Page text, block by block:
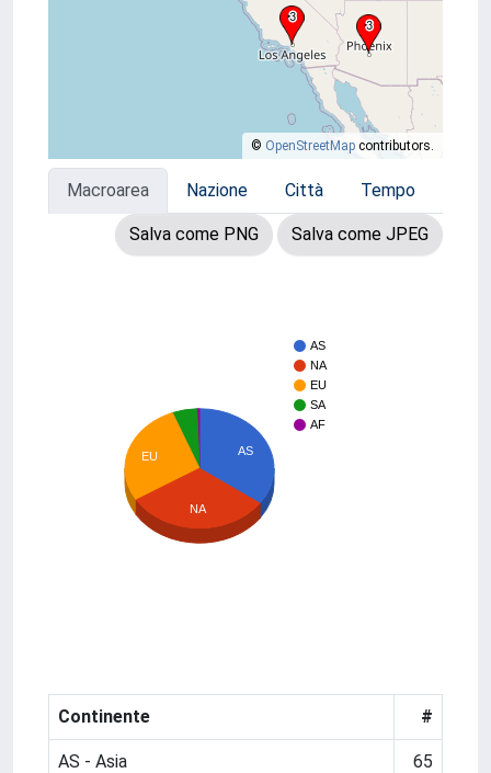
© OpenStreetMap contributors.
Macroarea Nazione Città Tempo
Salva come PNG Salva come JPEG
AS
NA
EU
SA
AF
AS
EU
NA
Continente #
AS - Asia 65